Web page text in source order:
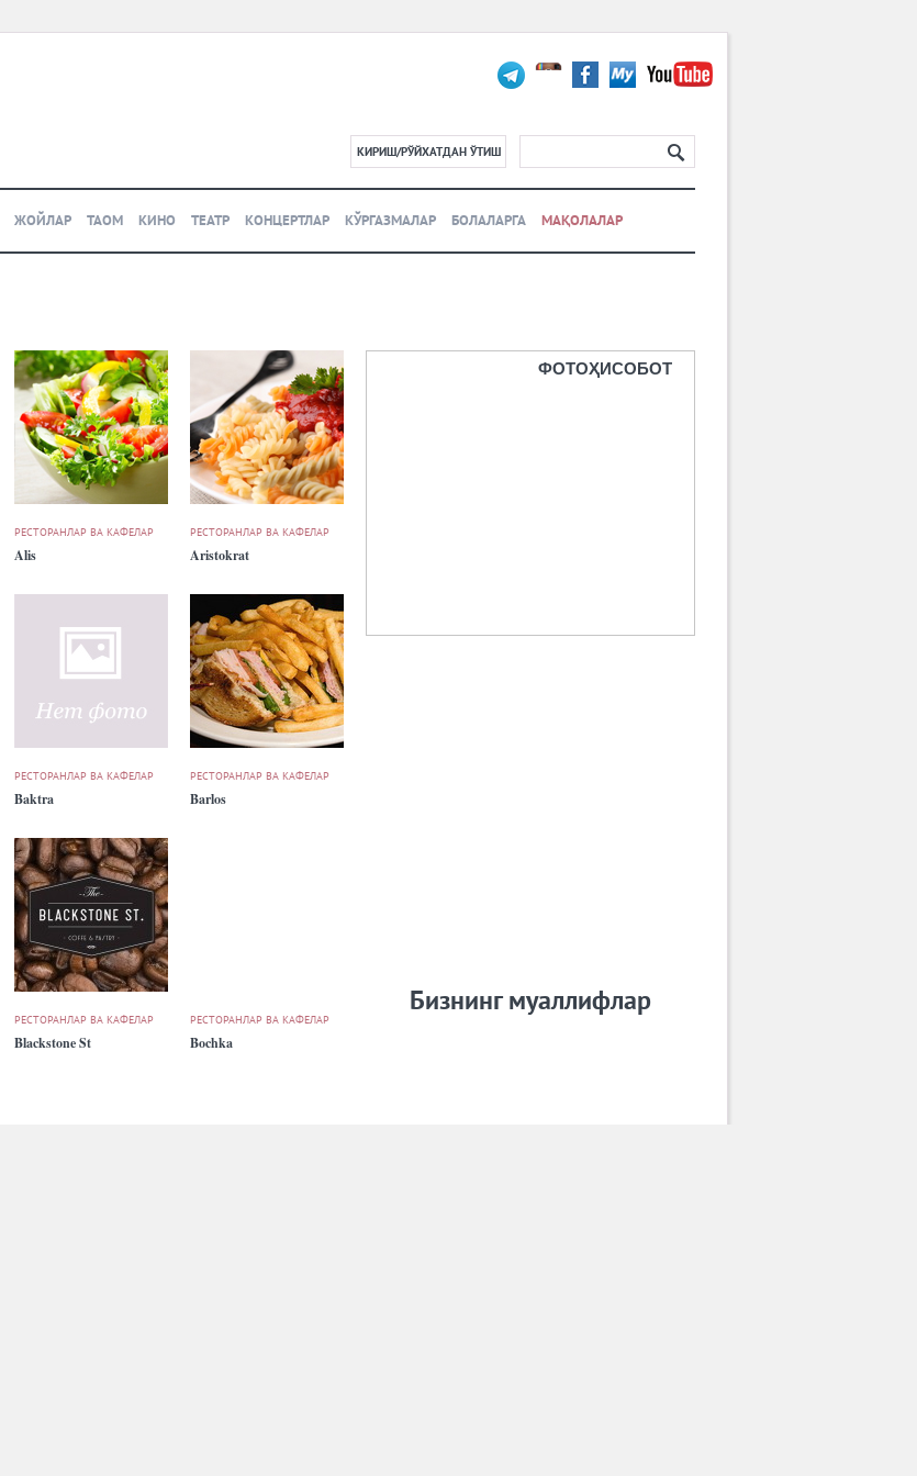
КИРИШ/РЎЙХАТДАН ЎТИШ
ЖОЙЛАР ТАОМ КИНО ТЕАТР КОНЦЕРТЛАР КЎРГАЗМАЛАР БОЛАЛАРГА МАҚОЛАЛАР
РЕСТОРАНЛАР ВА КАФЕЛАР
Alis
РЕСТОРАНЛАР ВА КАФЕЛАР
Aristokrat
РЕСТОРАНЛАР ВА КАФЕЛАР
Baktra
РЕСТОРАНЛАР ВА КАФЕЛАР
Barlos
РЕСТОРАНЛАР ВА КАФЕЛАР
Blackstone St
РЕСТОРАНЛАР ВА КАФЕЛАР
Bochka
ФОТОҲИСОБОТ
Бизнинг муаллифлар